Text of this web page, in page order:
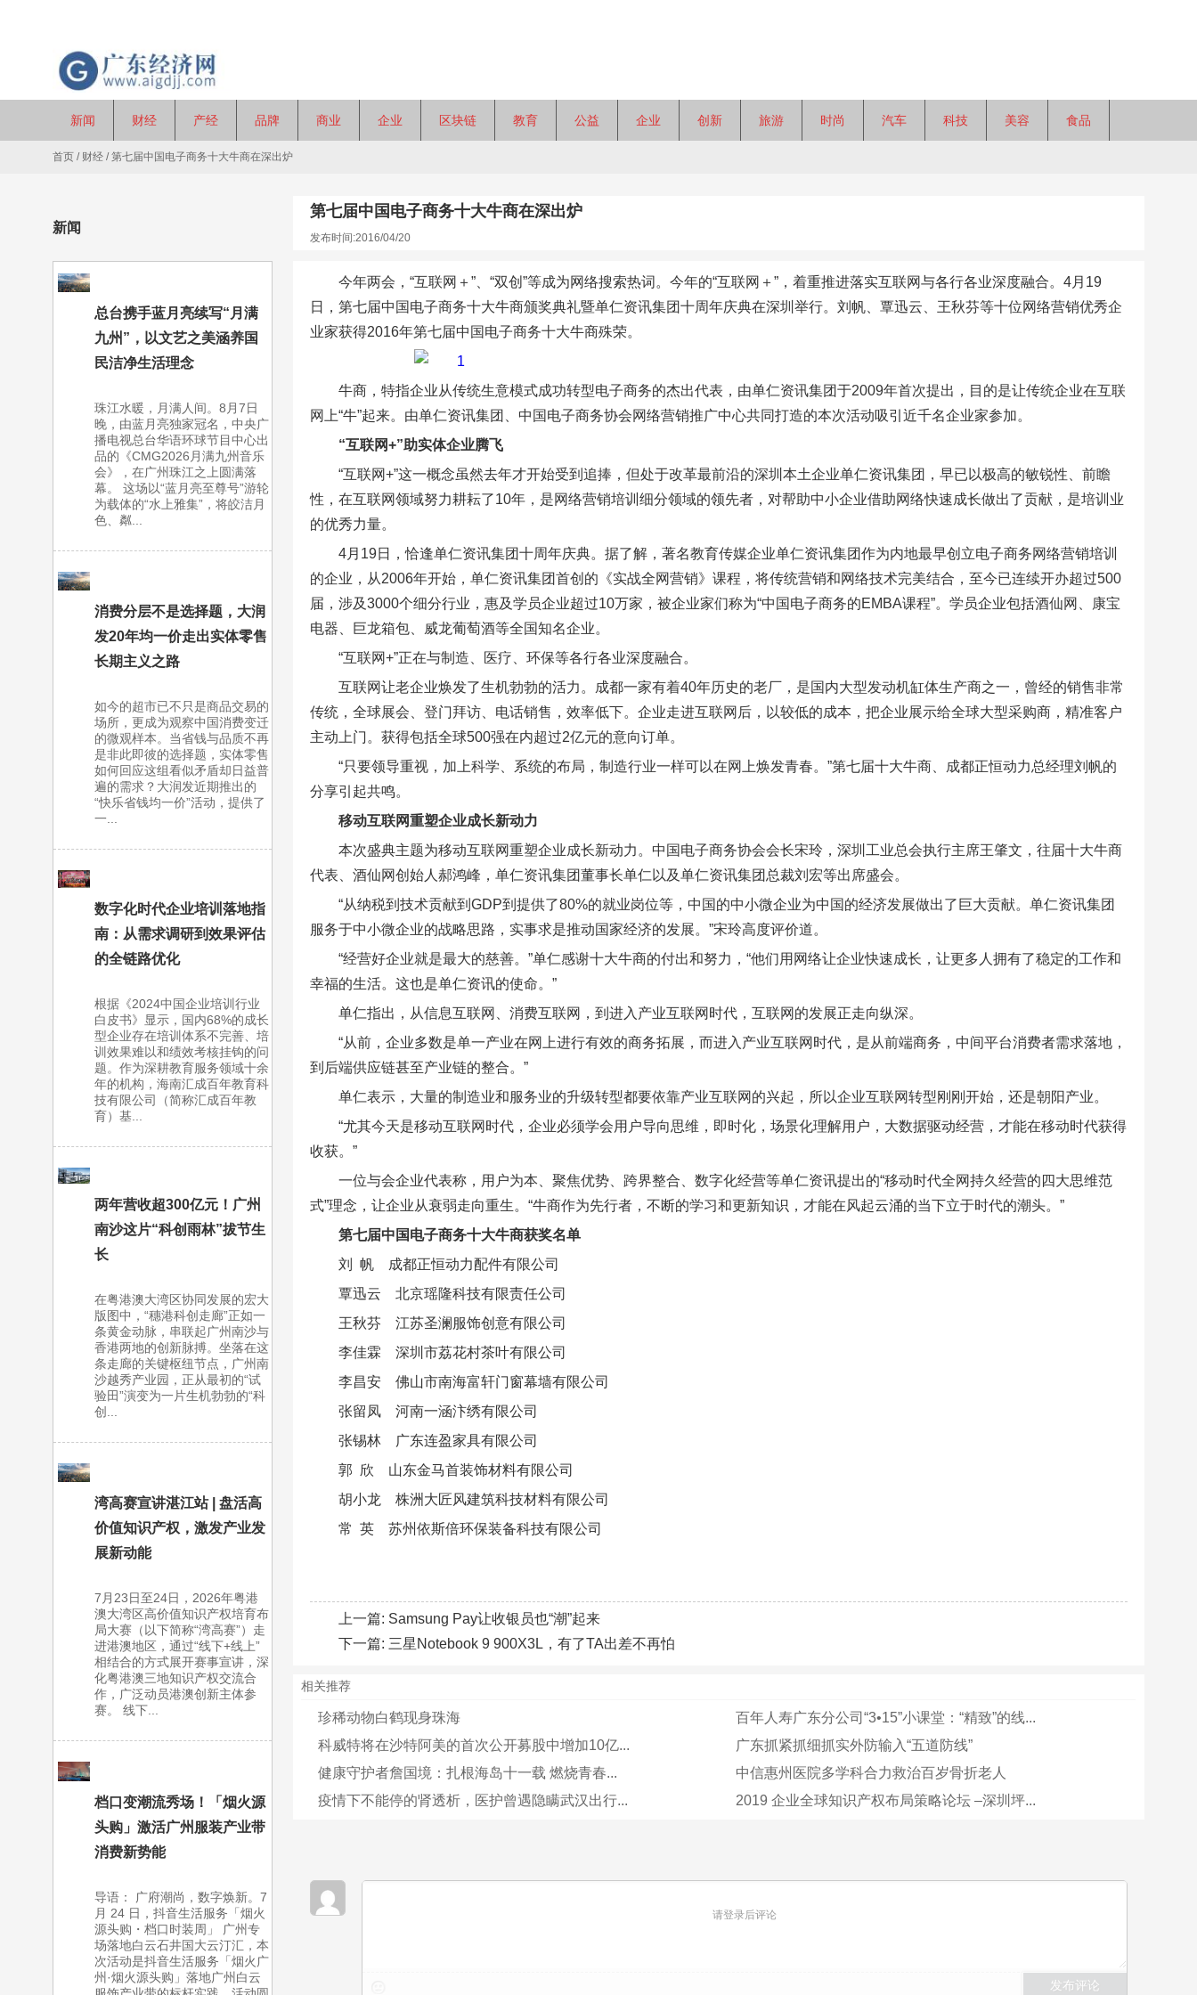
新闻 财经 产经 品牌 商业 企业 区块链 教育 公益 企业 创新 旅游 时尚 汽车 科技 美容 食品
首页 / 财经 /第七届中国电子商务十大牛商在深出炉
新闻
总台携手蓝月亮续写“月满
九州”，以文艺之美涵养国
民洁净生活理念
珠江水暖，月满人间。8月7日
晚，由蓝月亮独家冠名，中央广
播电视总台华语环球节目中心出
品的《CMG2026月满九州音乐
会》，在广州珠江之上圆满落
幕。 这场以“蓝月亮至尊号”游轮
为载体的“水上雅集”，将皎洁月
色、粼...
消费分层不是选择题，大润
发20年均一价走出实体零售
长期主义之路
如今的超市已不只是商品交易的
场所，更成为观察中国消费变迁
的微观样本。当省钱与品质不再
是非此即彼的选择题，实体零售
如何回应这组看似矛盾却日益普
遍的需求？大润发近期推出的
“快乐省钱均一价”活动，提供了
一...
数字化时代企业培训落地指
南：从需求调研到效果评估
的全链路优化
根据《2024中国企业培训行业
白皮书》显示，国内68%的成长
型企业存在培训体系不完善、培
训效果难以和绩效考核挂钩的问
题。作为深耕教育服务领域十余
年的机构，海南汇成百年教育科
技有限公司（简称汇成百年教
育）基...
两年营收超300亿元！广州
南沙这片“科创雨林”拔节生
长
在粤港澳大湾区协同发展的宏大
版图中，“穗港科创走廊”正如一
条黄金动脉，串联起广州南沙与
香港两地的创新脉搏。坐落在这
条走廊的关键枢纽节点，广州南
沙越秀产业园，正从最初的“试
验田”演变为一片生机勃勃的“科
创...
湾高赛宣讲湛江站 | 盘活高
价值知识产权，激发产业发
展新动能
7月23日至24日，2026年粤港
澳大湾区高价值知识产权培育布
局大赛（以下简称“湾高赛”）走
进港澳地区，通过“线下+线上”
相结合的方式展开赛事宣讲，深
化粤港澳三地知识产权交流合
作，广泛动员港澳创新主体参
赛。 线下...
档口变潮流秀场！「烟火源
头购」激活广州服装产业带
消费新势能
导语： 广府潮尚，数字焕新。7
月 24 日，抖音生活服务「烟火
源头购・档口时装周」 广州专
场落地白云石井国大云汀汇，本
次活动是抖音生活服务「烟火广
州·烟火源头购」落地广州白云
第七届中国电子商务十大牛商在深出炉
发布时间:2016/04/20
今年两会，“互联网＋”、“双创”等成为网络搜索热词。今年的“互联网＋”，着重推进落实互联网与各行各业深度融合。4月19
日，第七届中国电子商务十大牛商颁奖典礼暨单仁资讯集团十周年庆典在深圳举行。刘帆、覃迅云、王秋芬等十位网络营销优秀企
业家获得2016年第七届中国电子商务十大牛商殊荣。
牛商，特指企业从传统生意模式成功转型电子商务的杰出代表，由单仁资讯集团于2009年首次提出，目的是让传统企业在互联
网上“牛”起来。由单仁资讯集团、中国电子商务协会网络营销推广中心共同打造的本次活动吸引近千名企业家参加。
“互联网+”助实体企业腾飞
“互联网+”这一概念虽然去年才开始受到追捧，但处于改革最前沿的深圳本土企业单仁资讯集团，早已以极高的敏锐性、前瞻
性，在互联网领域努力耕耘了10年，是网络营销培训细分领域的领先者，对帮助中小企业借助网络快速成长做出了贡献，是培训业
的优秀力量。
4月19日，恰逢单仁资讯集团十周年庆典。据了解，著名教育传媒企业单仁资讯集团作为内地最早创立电子商务网络营销培训
的企业，从2006年开始，单仁资讯集团首创的《实战全网营销》课程，将传统营销和网络技术完美结合，至今已连续开办超过500
届，涉及3000个细分行业，惠及学员企业超过10万家，被企业家们称为“中国电子商务的EMBA课程”。学员企业包括酒仙网、康宝
电器、巨龙箱包、威龙葡萄酒等全国知名企业。
“互联网+”正在与制造、医疗、环保等各行各业深度融合。
互联网让老企业焕发了生机勃勃的活力。成都一家有着40年历史的老厂，是国内大型发动机缸体生产商之一，曾经的销售非常
传统，全球展会、登门拜访、电话销售，效率低下。企业走进互联网后，以较低的成本，把企业展示给全球大型采购商，精准客户
主动上门。获得包括全球500强在内超过2亿元的意向订单。
“只要领导重视，加上科学、系统的布局，制造行业一样可以在网上焕发青春。”第七届十大牛商、成都正恒动力总经理刘帆的
分享引起共鸣。
移动互联网重塑企业成长新动力
本次盛典主题为移动互联网重塑企业成长新动力。中国电子商务协会会长宋玲，深圳工业总会执行主席王肇文，往届十大牛商
代表、酒仙网创始人郝鸿峰，单仁资讯集团董事长单仁以及单仁资讯集团总裁刘宏等出席盛会。
“从纳税到技术贡献到GDP到提供了80%的就业岗位等，中国的中小微企业为中国的经济发展做出了巨大贡献。单仁资讯集团
服务于中小微企业的战略思路，实事求是推动国家经济的发展。”宋玲高度评价道。
“经营好企业就是最大的慈善。”单仁感谢十大牛商的付出和努力，“他们用网络让企业快速成长，让更多人拥有了稳定的工作和
幸福的生活。这也是单仁资讯的使命。”
单仁指出，从信息互联网、消费互联网，到进入产业互联网时代，互联网的发展正走向纵深。
“从前，企业多数是单一产业在网上进行有效的商务拓展，而进入产业互联网时代，是从前端商务，中间平台消费者需求落地，
到后端供应链甚至产业链的整合。”
单仁表示，大量的制造业和服务业的升级转型都要依靠产业互联网的兴起，所以企业互联网转型刚刚开始，还是朝阳产业。
“尤其今天是移动互联网时代，企业必须学会用户导向思维，即时化，场景化理解用户，大数据驱动经营，才能在移动时代获得
收获。”
一位与会企业代表称，用户为本、聚焦优势、跨界整合、数字化经营等单仁资讯提出的“移动时代全网持久经营的四大思维范
式”理念，让企业从衰弱走向重生。“牛商作为先行者，不断的学习和更新知识，才能在风起云涌的当下立于时代的潮头。”
第七届中国电子商务十大牛商获奖名单
刘 帆 成都正恒动力配件有限公司
覃迅云 北京瑶隆科技有限责任公司
王秋芬 江苏圣澜服饰创意有限公司
李佳霖 深圳市荔花村茶叶有限公司
李昌安 佛山市南海富轩门窗幕墙有限公司
张留凤 河南一涵汴绣有限公司
张锡林 广东连盈家具有限公司
郭 欣 山东金马首装饰材料有限公司
胡小龙 株洲大匠风建筑科技材料有限公司
常 英 苏州依斯倍环保装备科技有限公司
上一篇: Samsung Pay让收银员也“潮”起来
下一篇: 三星Notebook 9 900X3L，有了TA出差不再怕
相关推荐
珍稀动物白鹤现身珠海
百年人寿广东分公司“3•15”小课堂：“精致”的线...
科威特将在沙特阿美的首次公开募股中增加10亿...
广东抓紧抓细抓实外防输入“五道防线”
健康守护者詹国境：扎根海岛十一载 燃烧青春...
中信惠州医院多学科合力救治百岁骨折老人
疫情下不能停的肾透析，医护曾遇隐瞒武汉出行...
2019 企业全球知识产权布局策略论坛 –深圳坪...
请登录后评论